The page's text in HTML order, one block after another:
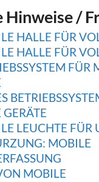
Hinweise /
HALLE FÜR
HALLE FÜR
FÜR
LEUCHTE FÜR
MOBILE
MOBILE